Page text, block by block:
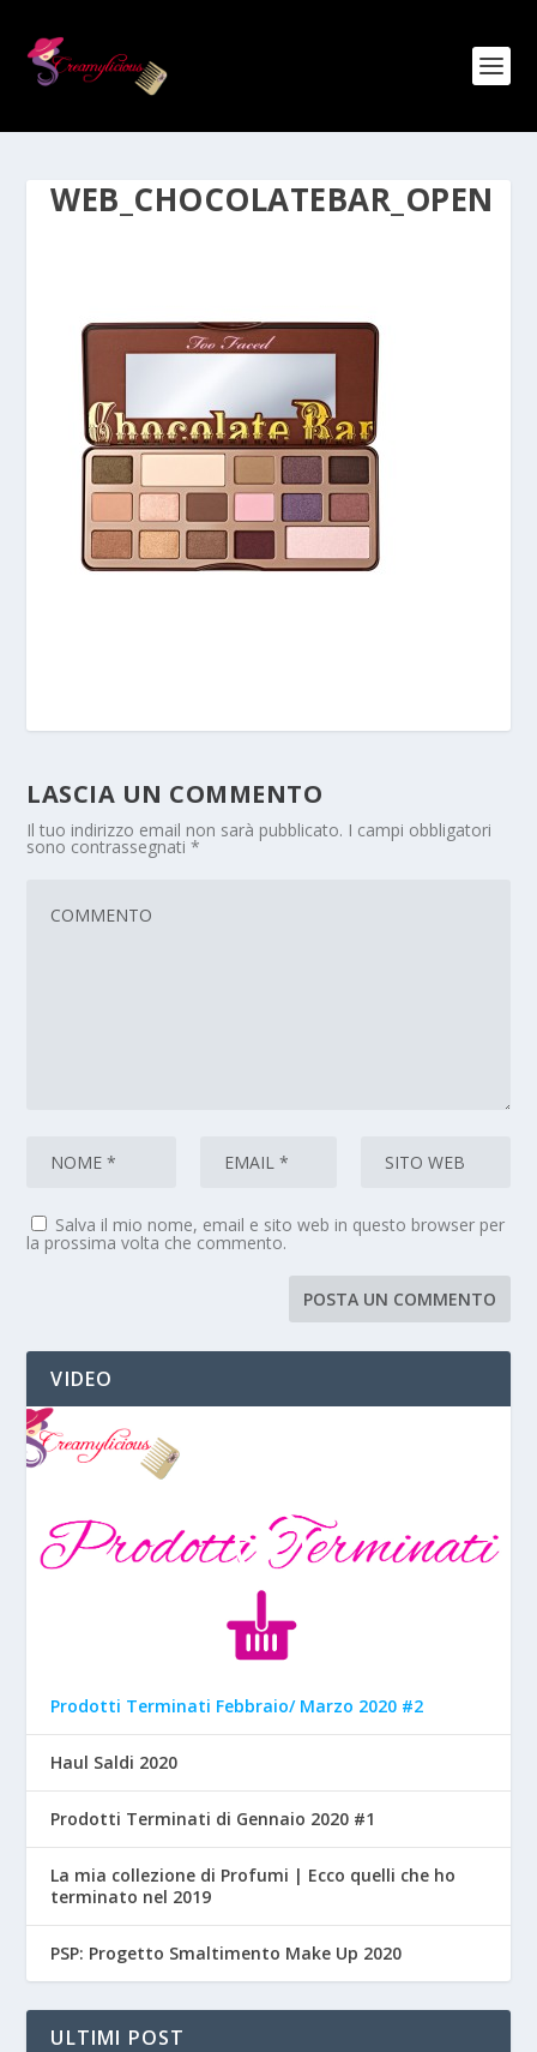
WEB_CHOCOLATEBAR_OPEN
LASCIA UN COMMENTO
Il tuo indirizzo email non sarà pubblicato. I campi obbligatori
sono contrassegnati*
Salva il mio nome, email e sito web in questo browser per
la prossima volta che commento.
VIDEO
Prodotti Terminati Febbraio/ Marzo 2020 #2
Haul Saldi 2020
Prodotti Terminati di Gennaio 2020 #1
La mia collezione di Profumi | Ecco quelli che ho
terminato nel 2019
PSP: Progetto Smaltimento Make Up 2020
ULTIMI POST